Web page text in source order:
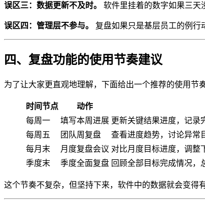
误区三：数据更新不及时。 软件里挂着的数字如果三天
误区四：管理层不参与。 复盘如果只是基层员工的例行
四、复盘功能的使用节奏建议
为了让大家更直观地理解，下面给出一个推荐的使用节奏
时间节点 动作
每周一
填写本周进展 更新关键结果进度，记录
每周五
团队周复盘
查看进度趋势，讨论异常
每月末
月度复盘会议 对比月度目标进度，调整
季度末
季度全面复盘 回顾全部目标完成情况，
这个节奏不复杂，但坚持下来，软件中的数据就会变得